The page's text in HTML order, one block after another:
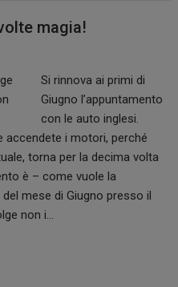
magia!
Si rinnova ai primi di
Giugno l’appuntamento
con le auto inglesi.
accendete i motori, perché
torna per la decima volta
è – come vuole la
mese di Giugno presso il
non i…